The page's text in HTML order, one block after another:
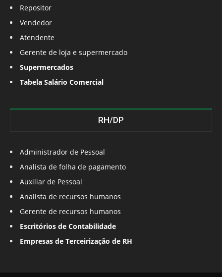
Repositor
Vendedor
Atendente
Gerente de loja e supermercado
Supermercados
Tabela Salário Comercial
RH/DP
Administrador de Pessoal
Analista de folha de pagamento
Auxiliar de Pessoal
Analista de recursos humanos
Gerente de recursos humanos
Escritórios de Contabilidade
Empresas de Terceirização de RH